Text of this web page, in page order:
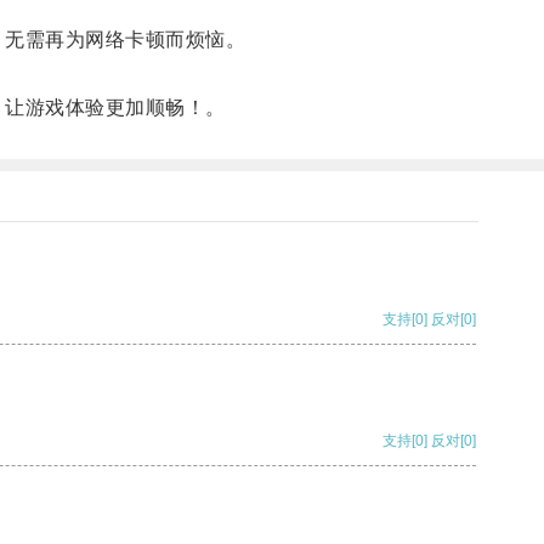
需再为网络卡顿而烦恼。
游戏体验更加顺畅！。
支持[0] 反对[0]
支持[0] 反对[0]